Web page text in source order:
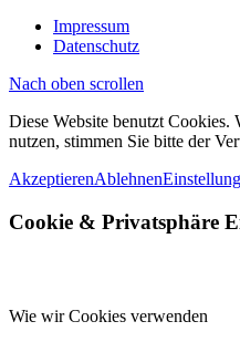
Impressum
Datenschutz
Nach oben scrollen
Diese Website benutzt Cookies.
nutzen, stimmen Sie bitte der
AkzeptierenAblehnen
Cookie & Privatsphäre
Wie wir Cookies verwenden